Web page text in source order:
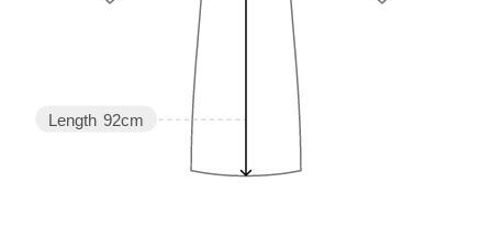
Length 92cm